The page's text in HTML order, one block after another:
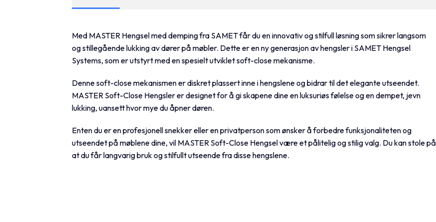
Med MASTER Hengsel med demping fra SAMET får du en innovativ og stilfull løsning som sikrer langsom
og stillegående lukking av dører på møbler. Dette er en ny generasjon av hengsler i SAMET Hengsel
Systems, som er utstyrt med en spesielt utviklet soft-close mekanisme.
Denne soft-close mekanismen er diskret plassert inne i hengslene og bidrar til det elegante utseendet.
MASTER Soft-Close Hengsler er designet for å gi skapene dine en luksuriøs følelse og en dempet, jevn
lukking, uansett hvor mye du åpner døren.
Enten du er en profesjonell snekker eller en privatperson som ønsker å forbedre funksjonaliteten og
utseendet på møblene dine, vil MASTER Soft-Close Hengsel være et pålitelig og stilig valg. Du kan stole på
at du får langvarig bruk og stilfullt utseende fra disse hengslene.